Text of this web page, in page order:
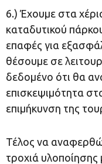
6.) Έχουμε στα
καταδυτικού
επαφές για
θέσουμε σε
δεδομένο ότι θα
επισκεψιμότητα
επιμήκυνση της
Τέλος να
τροχιά υλοποίησης